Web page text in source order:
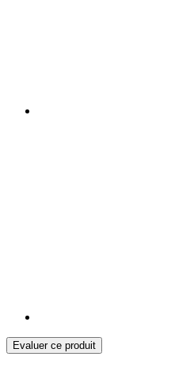
Evaluer ce produit